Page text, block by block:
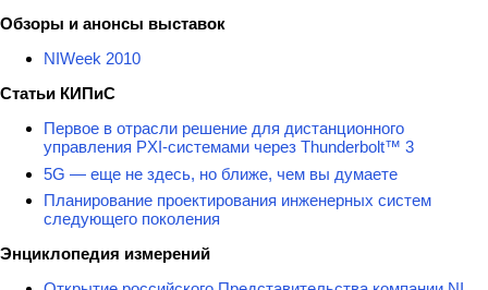
Обзоры и анонсы выставок
NIWeek 2010
Статьи КИПиС
Первое в отрасли решение для дистанционного
управления PXI-системами через Thunderbolt™ 3
5G — еще не здесь, но ближе, чем вы думаете
Планирование проектирования инженерных систем
следующего поколения
Энциклопедия измерений